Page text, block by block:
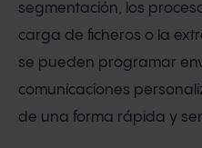
segmentación, los
carga de ficheros o la
se pueden programar
comunicaciones
de una forma rápida y